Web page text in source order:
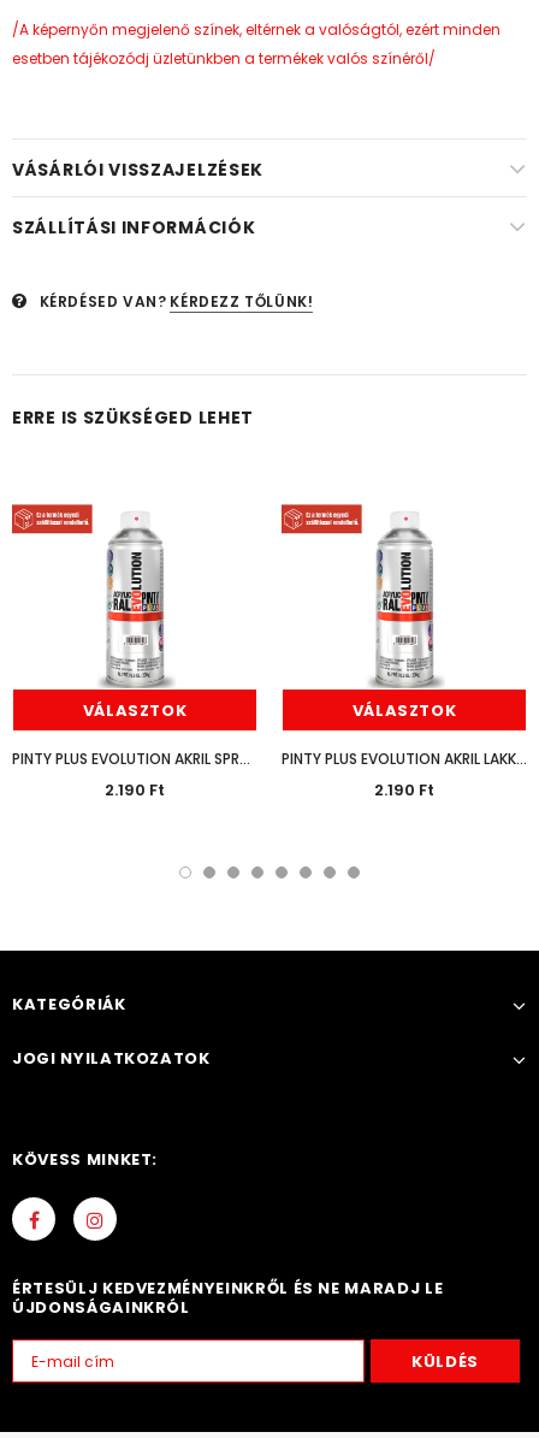
/A képernyőn megjelenő színek, eltérnek a valóságtól, ezért minden
esetben tájékozódj üzletünkben a termékek valós színéről/
VÁSÁRLÓI VISSZAJELZÉSEK
SZÁLLÍTÁSI INFORMÁCIÓK
KÉRDÉSED VAN? KÉRDEZZ TŐLÜNK!
ERRE IS SZÜKSÉGED LEHET
VÁLASZTOK
PINTY PLUS EVOLUTION AKRIL SPRAY FÉNYES 400ML
2.190 Ft
VÁLASZTOK
PINTY PLUS EVOLUTION AKRIL LAKK SPRAY 400ML
2.190 Ft
KATEGÓRIÁK
JOGI NYILATKOZATOK
KÖVESS MINKET:
ÉRTESÜLJ KEDVEZMÉNYEINKRŐL ÉS NE MARADJ LE
ÚJDONSÁGAINKRÓL